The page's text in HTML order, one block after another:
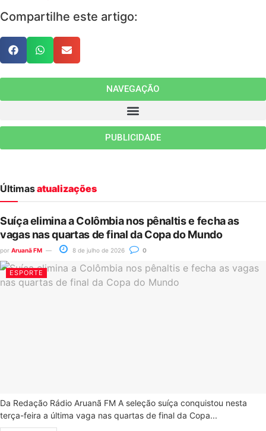
Compartilhe este artigo:
NAVEGAÇÃO
PUBLICIDADE
Últimasatualizações
Suíça elimina a Colômbia nos pênaltis e fecha as
vagas nas quartas de final da Copa do Mundo
por Aruanã FM 8 de julho de 2026 0
ESPORTE
Da Redação Rádio Aruanã FM A seleção suíça conquistou nesta
terça-feira a última vaga nas quartas de final da Copa...